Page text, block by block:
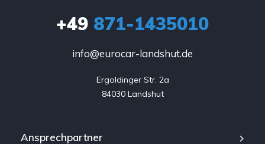
+49 871-1435010
info@eurocar-landshut.de
Ergoldinger Str. 2a
84030 Landshut
Ansprechpartner